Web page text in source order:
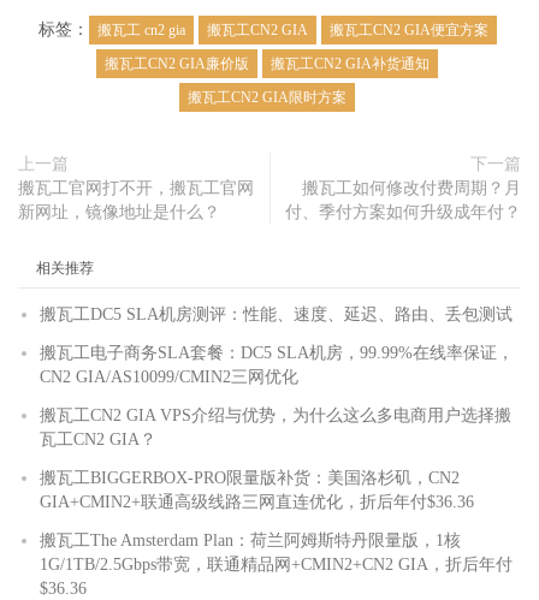
标签： 搬瓦工 cn2 gia 搬瓦工CN2 GIA
搬瓦工CN2 GIA便宜方案
搬瓦工CN2 GIA廉价版
搬瓦工CN2 GIA补货通知
搬瓦工CN2 GIA限时方案
上一篇
搬瓦工官网打不开，搬瓦工官网
新网址，镜像地址是什么？
下一篇
搬瓦工如何修改付费周期？月
付、季付方案如何升级成年付？
相关推荐
搬瓦工DC5 SLA机房测评：性能、速度、延迟、路由、丢包测试
搬瓦工电子商务SLA套餐：DC5 SLA机房，99.99%在线率保证，
CN2 GIA/AS10099/CMIN2三网优化
搬瓦工CN2 GIA VPS介绍与优势，为什么这么多电商用户选择搬
瓦工CN2 GIA？
搬瓦工BIGGERBOX-PRO限量版补货：美国洛杉矶，CN2
GIA+CMIN2+联通高级线路三网直连优化，折后年付$36.36
搬瓦工The Amsterdam Plan：荷兰阿姆斯特丹限量版，1核
1G/1TB/2.5Gbps带宽，联通精品网+CMIN2+CN2 GIA，折后年付
$36.36